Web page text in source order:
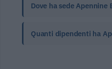
Dove ha sede Apennine
Quanti dipendenti ha